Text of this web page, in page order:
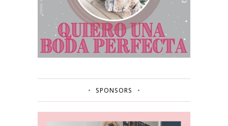
SPONSORS